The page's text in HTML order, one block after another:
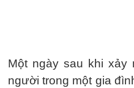
Một ngày sau khi
người trong một gia